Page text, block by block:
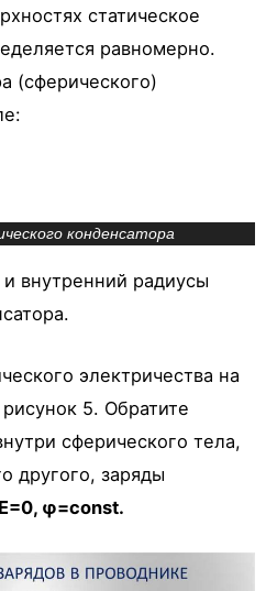
статическое
равномерно.
(сферического)
конденсатора
внутренний радиусы
электричества на
5. Обратите
сферического тела,
другого, заряды
φ=const.